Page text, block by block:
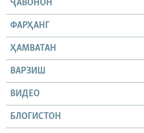
ҶАВОНОН
ФАРҲАНГ
ҲАМВАТАН
ВАРЗИШ
ВИДЕО
БЛОГИСТОН